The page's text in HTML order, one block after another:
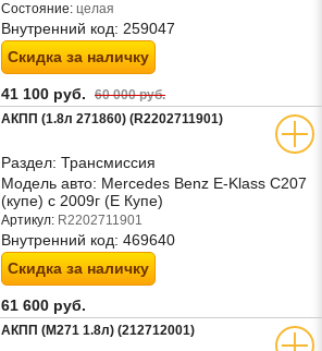
Состояние: целая
Внутренний код: 259047
Скидка за наличку
41 100 руб. 60 000 руб.
АКПП (1.8л 271860) (R2202711901)
Раздел: Трансмиссия
Модель авто: Mercedes Benz E-Klass C207
(купе) с 2009г (Е Купе)
Артикул: R2202711901
Внутренний код: 469640
Скидка за наличку
61 600 руб.
АКПП (M271 1.8л) (212712001)